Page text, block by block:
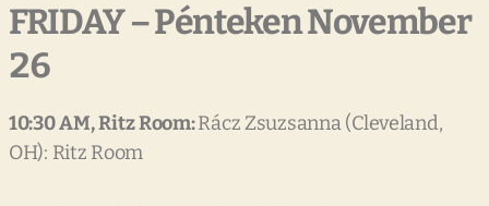
FRIDAY – Pénteken November
26
10:30AM,RitzRoom:Rácz Zsuzsanna (Cleveland,
OH): Ritz Room